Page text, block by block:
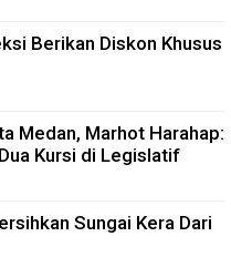
Berikan Diskon Khusus
Medan, Marhot Harahap:
Kursi di Legislatif
Sungai Kera Dari